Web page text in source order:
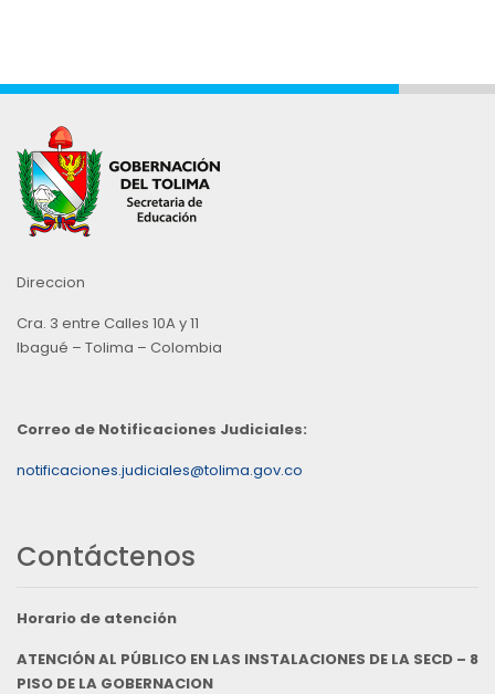
Direccion
Cra. 3 entre Calles 10A y 11
Ibagué – Tolima – Colombia
Correo de Notificaciones Judiciales:
notificaciones.judiciales@tolima.gov.co
Contáctenos
Horario de atención
ATENCIÓN AL PÚBLICO EN LAS INSTALACIONES DE LA SECD – 8
PISO DE LA GOBERNACION